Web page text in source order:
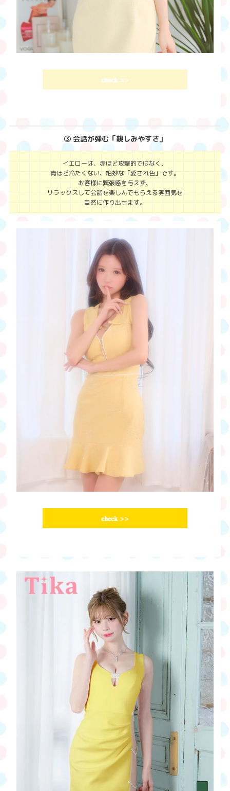
𝐜𝐡𝐞𝐜𝐤 >>
③ 会話が弾む「親しみやすさ」
イエローは、赤ほど攻撃的ではなく、
青ほど冷たくない、絶妙な「愛され色」です。
お客様に緊張感を与えず、
リラックスして会話を楽しんでもらえる雰囲気を
自然に作り出せます。
𝐜𝐡𝐞𝐜𝐤 >>